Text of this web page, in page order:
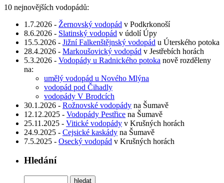
10 nejnovějších vodopádů:
1.7.2026 - Žernovský vodopád v Podkrkonoší
8.6.2026 - Slatinský vodopád v údolí Úpy
15.5.2026 - Jižní Falkenštějnský vodopád u Úterského potoka
28.4.2026 - Markoušovický vodopád v Jestřebích horách
5.3.2026 - Vodopády u Radnického potoka nově rozděleny
na:
umělý vodopád u Nového Mlýna
vodopád pod Čihadly
vodopády V Brodcích
30.1.2026 - Rožnovské vodopády na Šumavě
12.12.2025 - Vodopády Pestřice na Šumavě
25.11.2025 - Vitické vodopády v Krušných horách
24.9.2025 - Cejsické kaskády na Šumavě
7.5.2025 - Osecký vodopád v Krušných horách
Hledání